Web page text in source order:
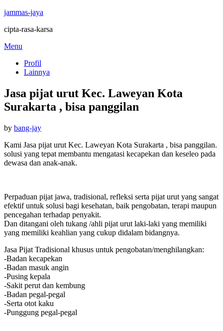
jammas-jaya
cipta-rasa-karsa
Skip
content
Menu
Profil
Lainnya
Jasa pijat urut Kec. Laweyan Kota
Surakarta , bisa panggilan
by bang-jayPosted
Kami Jasa pijat urut Kec. Laweyan Kota Surakarta , bisa panggilan.
solusi yang tepat membantu mengatasi kecapekan dan keseleo pada
dewasa dan anak-anak.
Perpaduan pijat jawa, tradisional, refleksi serta pijat urut yang sangat
efektif untuk solusi bagi kesehatan, baik pengobatan, terapi maupun
pencegahan terhadap penyakit.
Dan ditangani oleh tukang /ahli pijat urut laki-laki yang memiliki
yang memiliki keahlian yang cukup didalam bidangnya.
Jasa Pijat Tradisional khusus untuk pengobatan/menghilangkan:
-Badan kecapekan
-Badan masuk angin
-Pusing kepala
-Sakit perut dan kembung
-Badan pegal-pegal
-Serta otot kaku
-Punggung pegal-pegal